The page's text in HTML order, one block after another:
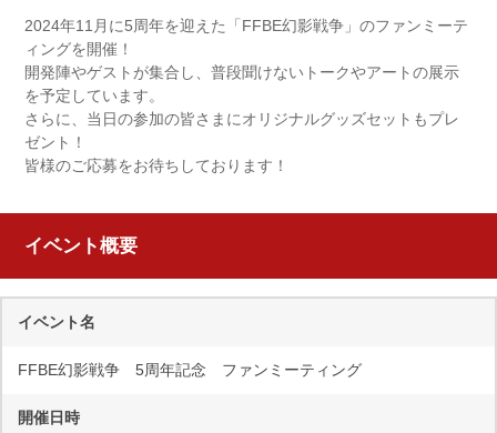
2024年11月に5周年を迎えた「FFBE幻影戦争」のファンミーテ
ィングを開催！
開発陣やゲストが集合し、普段聞けないトークやアートの展示
を予定しています。
さらに、当日の参加の皆さまにオリジナルグッズセットもプレ
ゼント！
皆様のご応募をお待ちしております！
イベント概要
イベント名
FFBE幻影戦争 5周年記念 ファンミーティング
開催日時